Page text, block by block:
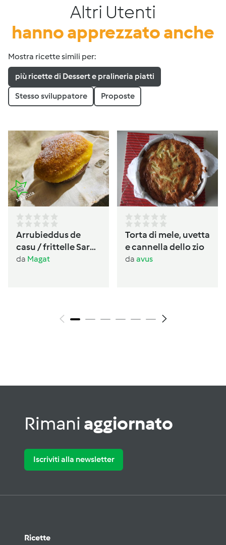
Altri Utenti
hanno apprezzato anche
Mostra ricette simili per:
più ricette di Dessert e pralineria piatti
Stesso sviluppatore Proposte
Arrubieddus de
casu / frittelle Sarde
al formaggio di
da Magat
Torta di mele, uvetta
e cannella dello zio
da avus
Rimani aggiornato
Iscriviti alla newsletter
Ricette